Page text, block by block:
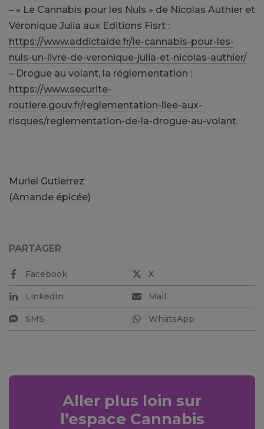
– « Le Cannabis pour les Nuls » de Nicolas Authier et
Véronique Julia aux Editions Fisrt :
https://www.addictaide.fr/le-cannabis-pour-les-
nuls-un-livre-de-veronique-julia-et-nicolas-authier/
– Drogue au volant, la réglementation :
https://www.securite-
routiere.gouv.fr/reglementation-liee-aux-
risques/reglementation-de-la-drogue-au-volant.
Muriel Gutierrez
(Amande épicée)
PARTAGER
Facebook X
LinkedIn Mail
SMS WhatsApp
Aller plus loin sur
l’espace Cannabis